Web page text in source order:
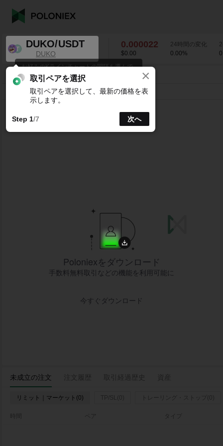
DUKO/USDT
DUKO
0.000022
$0.00
24時間の変化
0.00%
DUKO/USDT 0.00% 0.000022
15分 1時4時1日1週
未成立の注文 注文履歴 取引経過歴史 資産
リミット｜マーケット(0) TP/SL(0) トレーリング・ストップ(0)
時間
Poloniexをダウンロード
手数料無料取引などの機能を利用可能に
今すぐダウンロード
お好みのKラインチャートの間隔を選んで
ください。
×
取引ペアを選択
取引ペアを選択して、最新の価格を表
示します。
Step 1/7 次へ